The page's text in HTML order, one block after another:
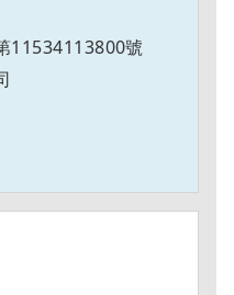
11534113800號